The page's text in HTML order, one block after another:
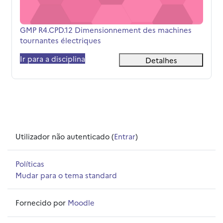
Nome da disciplina
GMP R4.CPD.12 Dimensionnement des machines
tournantes électriques
Ir para a disciplina
Detalhes
Utilizador não autenticado (Entrar)
Políticas
Mudar para o tema standard
Fornecido por Moodle